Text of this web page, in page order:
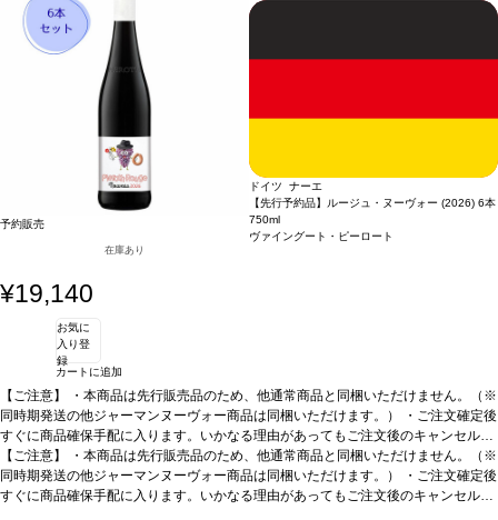
予約販売
在庫あり
ドイツ ナーエ
【先行予約品】ルージュ・ヌーヴォー (2026) 6本
750ml
ヴァイングート・ピーロート
¥19,140
お気に
入り登
録
カートに追加
【ご注意】
・本商品は先行販売品のため、他通常商品と同梱いただけません。（※
同時期発送の他ジャーマンヌーヴォー商品は同梱いただけます。） ・ご注文確定後
すぐに商品確保手配に入ります。いかなる理由があってもご注文後のキャンセルは
承っておりません。 ・手配完了後、システム設定上ご注文手配完了の通知が送付さ
れますが、出荷は配送予定日に準じます。 ・お届けは12月中旬頃を予定しており
ます。 ・お届け先1件につき送料1,760円を頂戴いたします。 ・値引きクーポンは
【ご注意】
・本商品は先行販売品のため、他通常商品と同梱いただけません。（※
同時期発送の他ジャーマンヌーヴォー商品は同梱いただけます。） ・ご注文確定後
すぐに商品確保手配に入ります。いかなる理由があってもご注文後のキャンセルは